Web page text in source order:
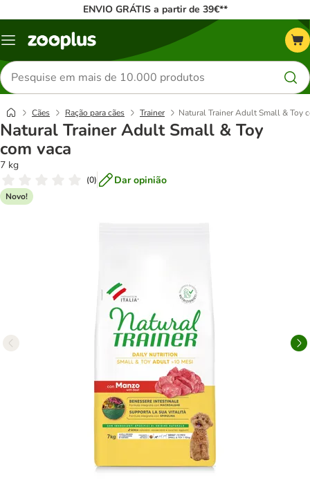
ENVIO GRÁTIS a partir de 39€**
Menu
Pesquisar
produtos
Cães Ração para cães Trainer Natural Trainer Adult Small & Toy
Natural Trainer Adult Small & Toy
com vaca
7 kg
(0) Dar opinião
Novo!